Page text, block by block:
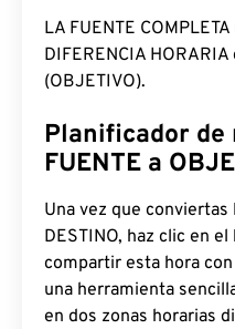
LA FUENTE
DIFERENCIA
(OBJETIVO).
Planificador de
FUENTE a
Una vez que conviertas
DESTINO, haz clic en
compartir esta hora
una herramienta
en dos zonas horarias